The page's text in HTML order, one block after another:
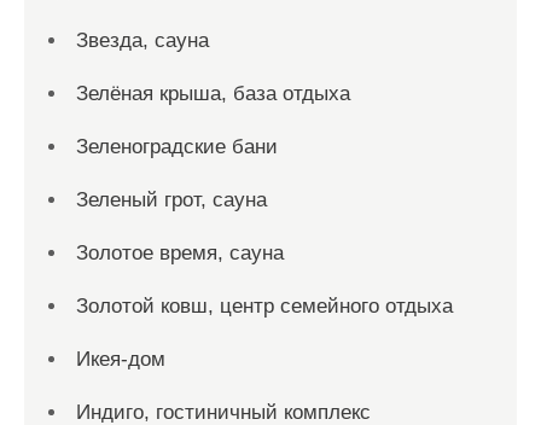
Звезда, сауна
Зелёная крыша, база отдыха
Зеленоградские бани
Зеленый грот, сауна
Золотое время, сауна
Золотой ковш, центр семейного отдыха
Икея-дом
Индиго, гостиничный комплекс